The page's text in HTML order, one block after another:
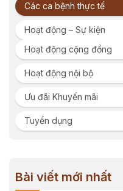
Các ca bệnh thực tế
Hoạt động – Sự kiện
Hoạt động cộng đồng
Hoạt động nội bộ
Ưu đãi Khuyến mãi
Tuyển dụng
Bài viết mới nhất